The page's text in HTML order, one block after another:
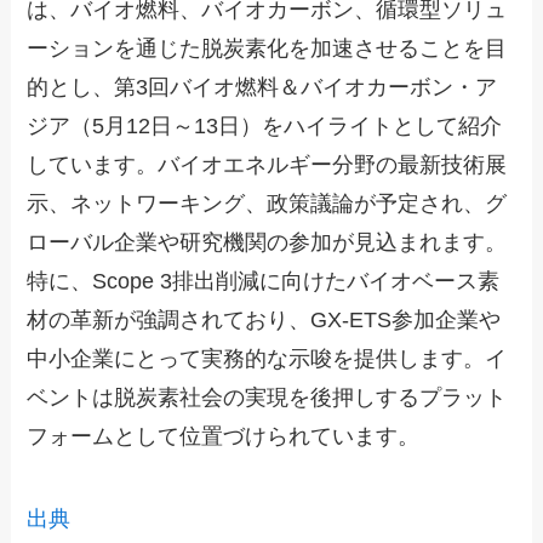
は、バイオ燃料、バイオカーボン、循環型ソリュ
ーションを通じた脱炭素化を加速させることを目
的とし、第3回バイオ燃料＆バイオカーボン・ア
ジア（5月12日～13日）をハイライトとして紹介
しています。バイオエネルギー分野の最新技術展
示、ネットワーキング、政策議論が予定され、グ
ローバル企業や研究機関の参加が見込まれます。
特に、Scope 3排出削減に向けたバイオベース素
材の革新が強調されており、GX-ETS参加企業や
中小企業にとって実務的な示唆を提供します。イ
ベントは脱炭素社会の実現を後押しするプラット
フォームとして位置づけられています。
出典